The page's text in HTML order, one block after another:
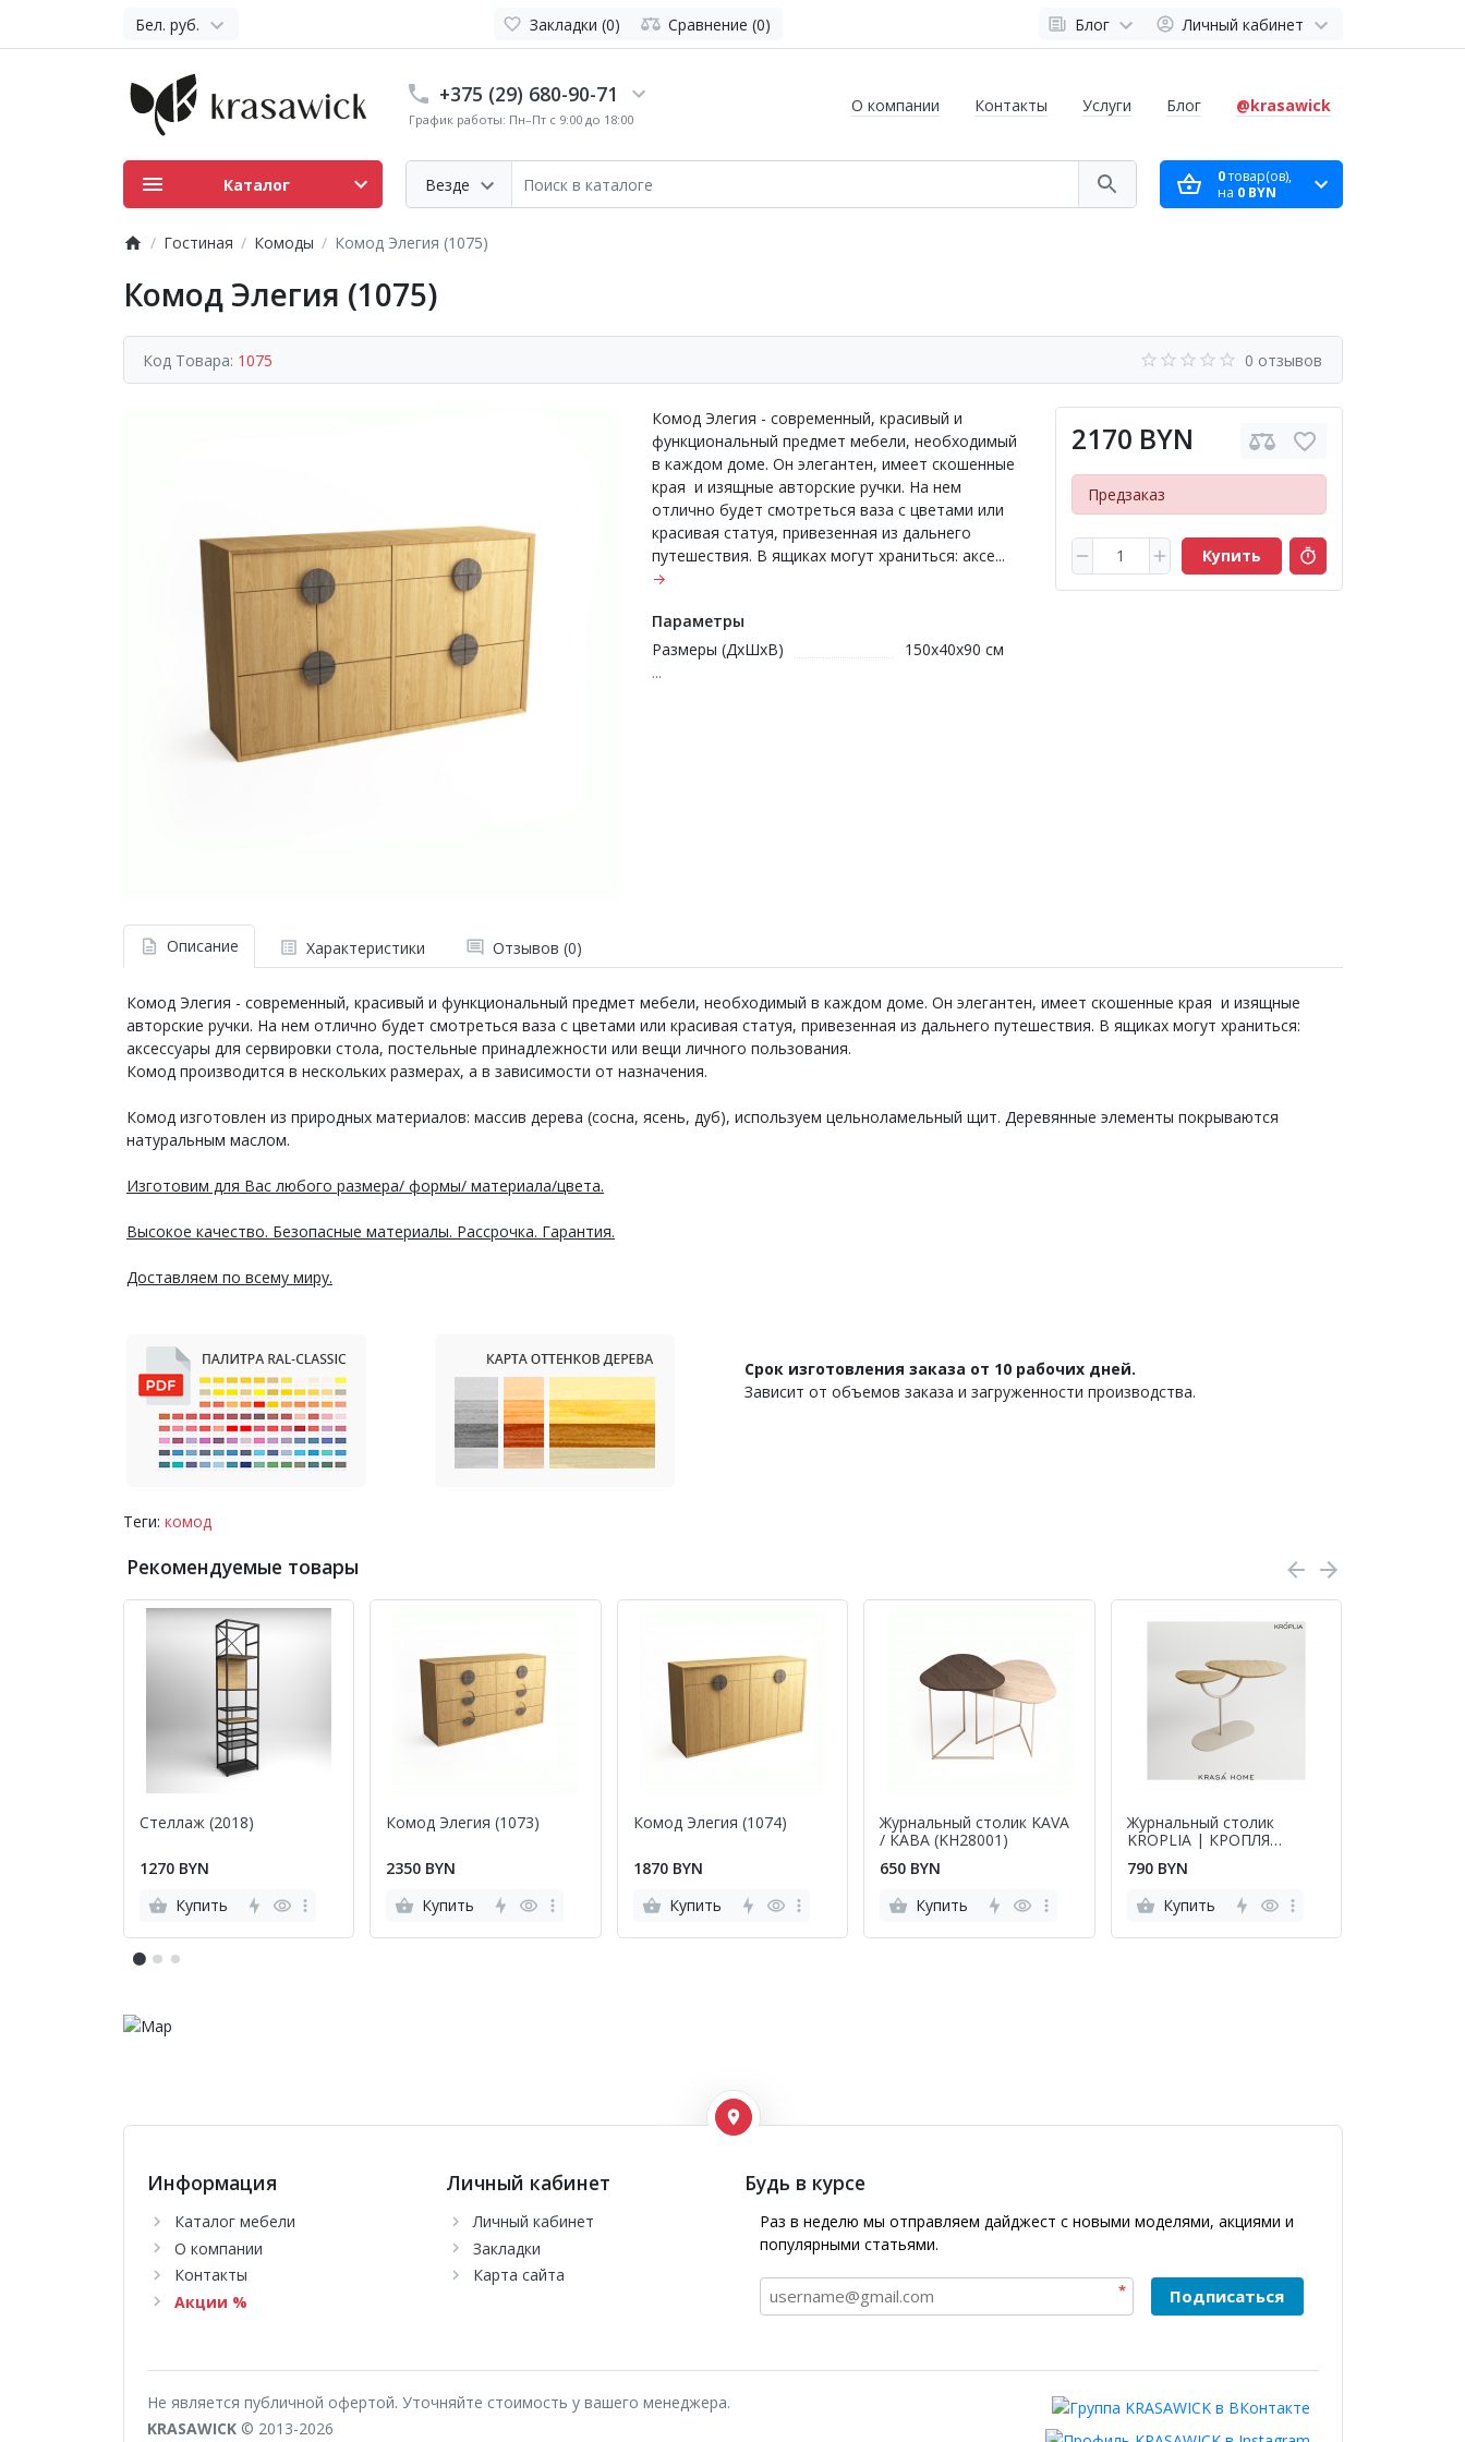
Бел. руб. Закладки (0) Сравнение (0) Блог Личный кабинет
+375 (29) 680-90-71
График работы: Пн–Пт с 9:00 до 18:00
Везде
О компании Контакты Услуги Блог @krasawick
0товар(ов),
на 0 BYN
Каталог
Гостиная Комоды Комод Элегия (1075)
Комод Элегия (1075)
Код Товара: 1075 0 отзывов
2170 BYN
Предзаказ
Купить
Комод Элегия - современный, красивый и
функциональный предмет мебели, необходимый
в каждом доме. Он элегантен, имеет скошенные
края и изящные авторские ручки. На нем
отлично будет смотреться ваза с цветами или
красивая статуя, привезенная из дальнего
путешествия. В ящиках могут храниться: аксе...
→
Параметры
Размеры (ДхШхВ)
150х40х90 см
...
Описание Характеристики Отзывов (0)
Комод Элегия - современный, красивый и функциональный предмет мебели, необходимый в каждом доме. Он элегантен, имеет скошенные края и изящные
авторские ручки. На нем отлично будет смотреться ваза с цветами или красивая статуя, привезенная из дальнего путешествия. В ящиках могут храниться:
аксессуары для сервировки стола, постельные принадлежности или вещи личного пользования.
Комод производится в нескольких размерах, а в зависимости от назначения.
Комод изготовлен из природных материалов: массив дерева (сосна, ясень, дуб), используем цельноламельный щит. Деревянные элементы покрываются
натуральным маслом.
Изготовим для Вас любого размера/ формы/ материала/цвета.
Высокое качество. Безопасные материалы. Рассрочка. Гарантия.
Доставляем по всему миру.
Срок изготовления заказа от 10 рабочих дней.
Зависит от объемов заказа и загруженности производства.
Теги: комод
Рекомендуемые товары
Стеллаж (2018)
1270 BYN
Купить
Комод Элегия (1073)
2350 BYN
Купить
Комод Элегия (1074)
1870 BYN
Купить
Журнальный столик KAVA
/ КАВА (KH28001)
650 BYN
Купить
Журнальный столик
KROPLIA | КРОПЛЯ
790 BYN
Купить
Информация
Каталог мебели
О компании
Контакты
Акции %
Личный кабинет
Личный кабинет
Закладки
Карта сайта
Будь в курсе
Раз в неделю мы отправляем дайджест с новыми моделями, акциями и
популярными статьями.
* Подписаться
Не является публичной офертой. Уточняйте стоимость у вашего менеджера.
KRASAWICK © 2013-2026